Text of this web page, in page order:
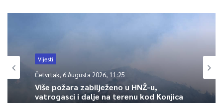
Vijesti
Četvrtak, 6 Augusta 2026, 11:25
Više požara zabilježeno u HNŽ-u,
vatrogasci i dalje na terenu kod Konjica